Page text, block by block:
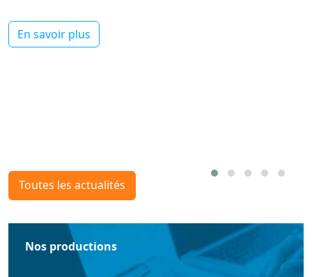
En savoir plus
Toutes les actualités
Nos productions